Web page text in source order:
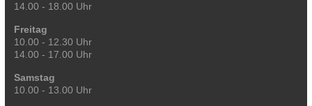
14.00 - 18.00 Uhr
Freitag
10.00 - 12.30 Uhr
14.00 - 17.00 Uhr
Samstag
10.00 - 13.00 Uhr